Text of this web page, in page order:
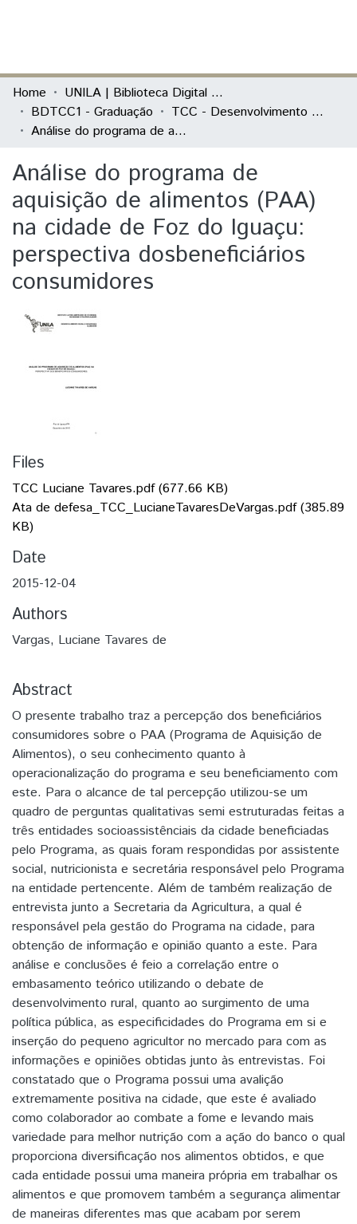
Communities & Collections
All of DSpace
Home
UNILA | Biblioteca Digital de Trabalhos de Conclusão de Curso
BDTCC1 - Graduação
TCC - Desenvolvimento Rural e Segurança Alimentar
Análise do programa de aquisição de alimentos (PAA) na cidade de Foz do Iguaçu: perspectiva dosbeneficiários consumidores
Análise do programa de
aquisição de alimentos (PAA)
na cidade de Foz do Iguaçu:
perspectiva dosbeneficiários
consumidores
Files
TCC Luciane Tavares.pdf(677.66 KB)
Ata de defesa_TCC_LucianeTavaresDeVargas.pdf(385.89
KB)
Date
2015-12-04
Authors
Vargas, Luciane Tavares de
Abstract
O presente trabalho traz a percepção dos beneficiários
consumidores sobre o PAA (Programa de Aquisição de
Alimentos), o seu conhecimento quanto à
operacionalização do programa e seu beneficiamento com
este. Para o alcance de tal percepção utilizou-se um
quadro de perguntas qualitativas semi estruturadas feitas a
três entidades socioassistênciais da cidade beneficiadas
pelo Programa, as quais foram respondidas por assistente
social, nutricionista e secretária responsável pelo Programa
na entidade pertencente. Além de também realização de
entrevista junto a Secretaria da Agricultura, a qual é
responsável pela gestão do Programa na cidade, para
obtenção de informação e opinião quanto a este. Para
análise e conclusões é feio a correlação entre o
embasamento teórico utilizando o debate de
desenvolvimento rural, quanto ao surgimento de uma
política pública, as especificidades do Programa em si e
inserção do pequeno agricultor no mercado para com as
informações e opiniões obtidas junto às entrevistas. Foi
constatado que o Programa possui uma avalição
extremamente positiva na cidade, que este é avaliado
como colaborador ao combate a fome e levando mais
variedade para melhor nutrição com a ação do banco o qual
proporciona diversificação nos alimentos obtidos, e que
cada entidade possui uma maneira própria em trabalhar os
alimentos e que promovem também a segurança alimentar
de maneiras diferentes mas que acabam por serem